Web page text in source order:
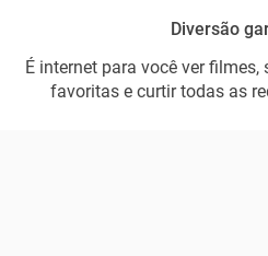
Diversão
É internet para você ver
favoritas e curtir todas as